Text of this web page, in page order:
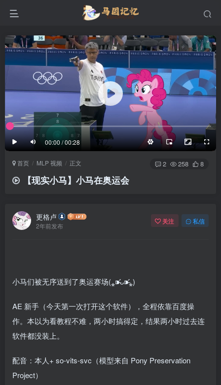
00:00 / 00:28
滚动顶部底部
防止弹幕重叠
同步视频速度
100%
半屏 3/4 满屏
25px
极慢 适中 极快
适中
底部
发送
首页 MLP 视频 正文 2 258 8
【现实小马】小马在奥运会
更格卢
2年前发布
关注 私信
小马们被无序送到了奥运赛场(⁎⁍̴̛ᴗ⁍̴̛⁎)
AE 新手（今天第一次打开这个软件），全程依靠百度操
作。本以为看教程不难，两小时搞得定，结果两小时过去连
软件都没装上。
配音：本人+ so-vits-svc（模型来自 Pony Preservation
Project）